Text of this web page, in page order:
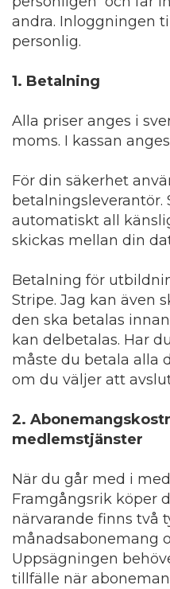
andra. Inloggningen
personlig.
1. Betalning
Alla priser anges i
moms. I kassan
För din säkerhet
betalningsleverantör.
automatiskt all
skickas mellan din
Betalning för
Stripe. Jag kan även
den ska betalas
kan delbetalas. Har
måste du betala alla
om du väljer att
2.
medlemstjänster
När du går med i
Framgångsrik köper
närvarande finns två
månadsabonemang
Uppsägningen
tillfälle när